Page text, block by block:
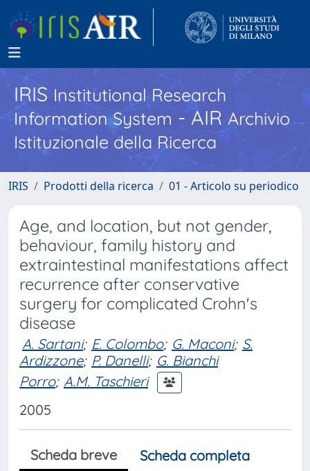
IRISInstitutional Research
Information System - AIR Archivio
Istituzionale della Ricerca
IRIS Prodotti della ricerca 01 - Articolo su periodico
Age, and location, but not gender,
behaviour, family history and
extraintestinal manifestations affect
recurrence after conservative
surgery for complicated Crohn's
disease
A. Sartani; E. Colombo; G. Maconi; S.
Ardizzone; P. Danelli; G. Bianchi
Porro; A.M. Taschieri
2005
Scheda breve
Scheda completa